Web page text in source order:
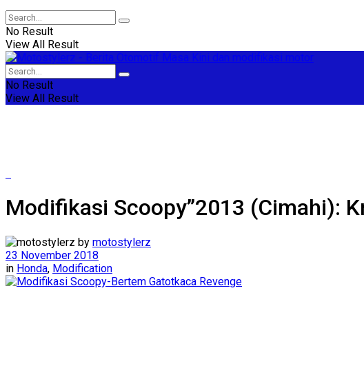
No Result
View All Result
No Result
View All Result
Modifikasi Scoopy”2013 (Cimahi):
by motostylerz
23 November 2018
in Honda, Modification